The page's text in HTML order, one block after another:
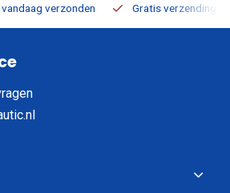
verzonden Gratis verzending